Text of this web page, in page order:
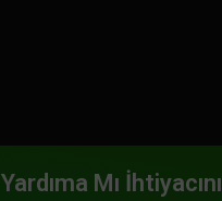
Yardıma Mı